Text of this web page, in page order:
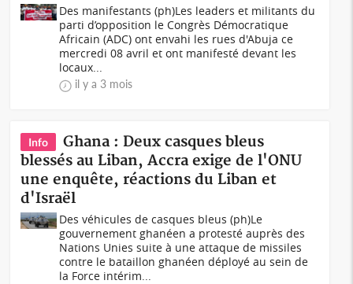
Des manifestants (ph)Les leaders et militants du
parti d’opposition le Congrès Démocratique
Africain (ADC) ont envahi les rues d'Abuja ce
mercredi 08 avril et ont manifesté devant les
locaux...
il y a 3 mois
Info
Ghana : Deux casques bleus
blessés au Liban, Accra exige de l'ONU
une enquête, réactions du Liban et
d'Israël
Des véhicules de casques bleus (ph)Le
gouvernement ghanéen a protesté auprès des
Nations Unies suite à une attaque de missiles
contre le bataillon ghanéen déployé au sein de
la Force intérim...